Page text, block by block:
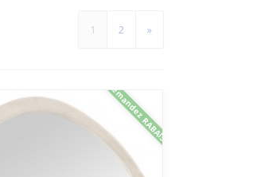
1 2 »
Demandez RABAIS